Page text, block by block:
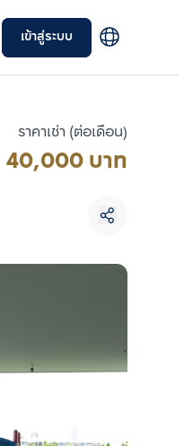
เข้าสู่ระบบ
ราคาเช่า (ต่อเดือน)
40,000 บาท